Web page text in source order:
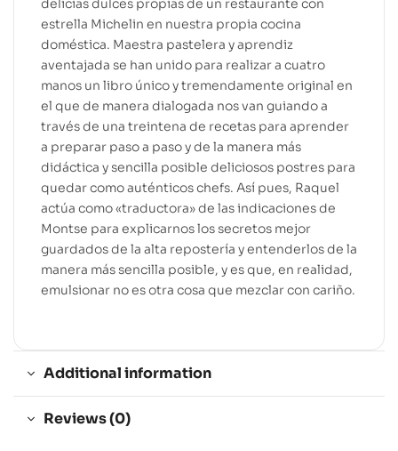
delicias dulces propias de un restaurante con
estrella Michelin en nuestra propia cocina
doméstica. Maestra pastelera y aprendiz
aventajada se han unido para realizar a cuatro
manos un libro único y tremendamente original en
el que de manera dialogada nos van guiando a
través de una treintena de recetas para aprender
a preparar paso a paso y de la manera más
didáctica y sencilla posible deliciosos postres para
quedar como auténticos chefs. Así pues, Raquel
actúa como «traductora» de las indicaciones de
Montse para explicarnos los secretos mejor
guardados de la alta repostería y entenderlos de la
manera más sencilla posible, y es que, en realidad,
emulsionar no es otra cosa que mezclar con cariño.
Additional information
Reviews (0)